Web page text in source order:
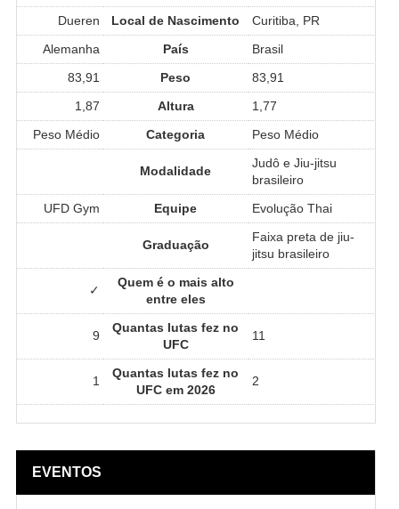
Dueren
Local de Nascimento
Curitiba, PR
Alemanha
País
Brasil
83,91
Peso
83,91
1,87
Altura
1,77
Peso Médio
Categoria Peso Médio
Modalidade
Judô e Jiu-jitsu
brasileiro
UFD Gym
Equipe Evolução Thai
Graduação
Faixa preta de jiu-
jitsu brasileiro
✓
Quem é o mais alto
entre eles
9
Quantas lutas fez no
UFC
11
1
Quantas lutas fez no
UFC em 2026
2
EVENTOS